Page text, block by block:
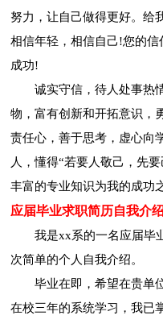
努力，让自己做得更好。给
相信年轻，相信自己!您的
成功!
诚实守信，待人处事热
物，富有创新和开拓意识，
责任心，善于思考，虚心向
人，懂得“若要人敬己，先
丰富的专业知识为我的成功
应届毕业求职简历自我介
我是xx系的一名应届毕
次简单的个人自我介绍。
毕业在即，希望在贵单
在校三年的系统学习，我已